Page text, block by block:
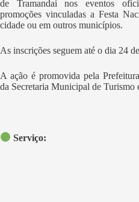
de Tramandaí nos eventos
promoções vinculadas a Festa
cidade ou em outros municípios.
As inscrições seguem até o dia 24
A ação é promovida pela
da Secretaria Municipal de Turismo
Serviço: